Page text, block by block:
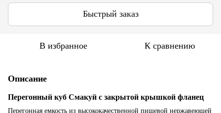
Быстрый заказ
В избранное К сравнению
Описание
Перегонный куб Смакуй с закрытой крышкой фланец
Перегонная емкость из высококачественной пищевой нержавеющей